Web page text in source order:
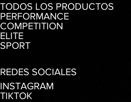
TODOS LOS PRODUCTOS
PERFORMANCE
COMPETITION
ELITE
SPORT
REDES SOCIALES
INSTAGRAM
TIKTOK